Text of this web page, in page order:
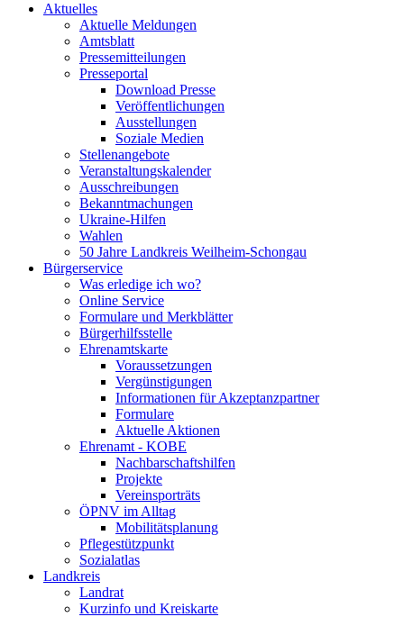
Aktuelles
Aktuelle Meldungen
Amtsblatt
Pressemitteilungen
Presseportal
Download Presse
Veröffentlichungen
Ausstellungen
Soziale Medien
Stellenangebote
Veranstaltungskalender
Ausschreibungen
Bekanntmachungen
Ukraine-Hilfen
Wahlen
50 Jahre Landkreis Weilheim-Schongau
Bürgerservice
Was erledige ich wo?
Online Service
Formulare und Merkblätter
Bürgerhilfsstelle
Ehrenamtskarte
Voraussetzungen
Vergünstigungen
Informationen für Akzeptanzpartner
Formulare
Aktuelle Aktionen
Ehrenamt - KOBE
Nachbarschaftshilfen
Projekte
Vereinsporträts
ÖPNV im Alltag
Mobilitätsplanung
Pflegestützpunkt
Sozialatlas
Landkreis
Landrat
Kurzinfo und Kreiskarte